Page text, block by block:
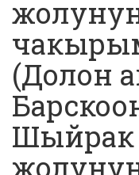
(Долон
Шыйрак